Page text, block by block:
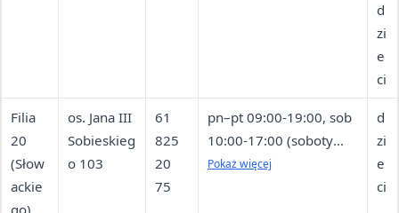
d
zi
e
ci
Filia
20
(Słow
ackie
os. Jana III
Sobieskieg
o 103
61
825
20
75
pn–pt 09:00-19:00, sob
10:00-17:00 (soboty
lipca i sierpnia —
Pokaż więcej
d
zi
e
ci